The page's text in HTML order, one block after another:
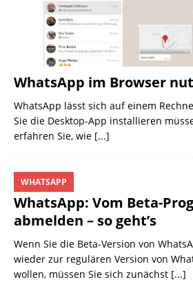
WhatsApp im Browser
WhatsApp lässt sich auf einem
Sie die Desktop-App installieren
erfahren Sie, wie [...]
WhatsApp: Vom Beta-
abmelden – so geht’s
WHATSAPP
Wenn Sie die Beta-Version von
wieder zur regulären Version von
wollen, müssen Sie sich zunächst [...]